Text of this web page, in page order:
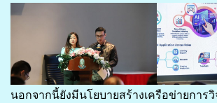
นอกจากนี้ยังมีนโยบายสร้างเครือข่ายการ